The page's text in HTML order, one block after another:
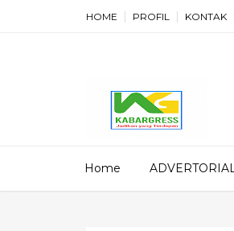
HOME PROFIL KONTAK
Home